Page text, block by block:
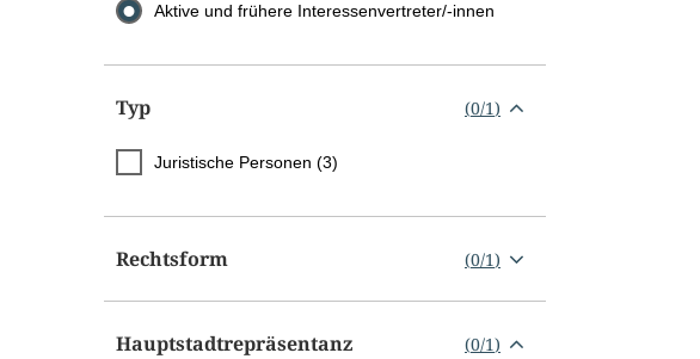
Aktive und frühere Interessenvertreter/-innen
Typ (0/1)
Juristische Personen (3)
Rechtsform (0/1)
Hauptstadtrepräsentanz (0/1)